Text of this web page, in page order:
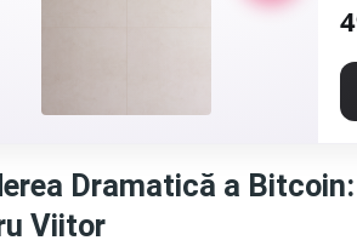
Dramatică a
Viitor